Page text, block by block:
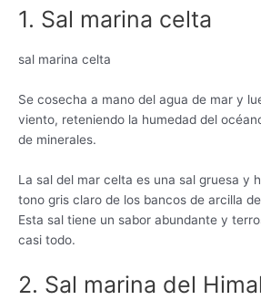
1. Sal marina celta
sal marina celta
Se cosecha a mano del agua de mar y
viento, reteniendo la humedad del
de minerales.
La sal del mar celta es una sal gruesa y
tono gris claro de los bancos de arcilla
Esta sal tiene un sabor abundante y
casi todo.
2. Sal marina del